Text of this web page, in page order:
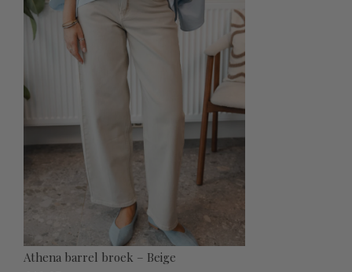
Athena barrel broek – Beige